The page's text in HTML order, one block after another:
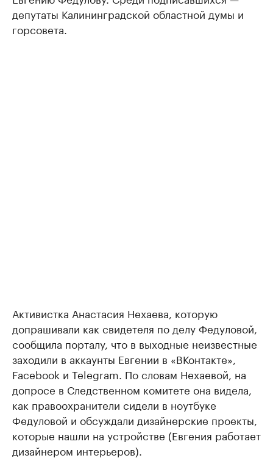
депутаты Калининградской областной думы и
горсовета.
Активистка Анастасия Нехаева, которую
допрашивали как свидетеля по делу Федуловой,
сообщила порталу, что в выходные неизвестные
заходили в аккаунты Евгении в «ВКонтакте»,
Facebook и Telegram. По словам Нехаевой, на
допросе в Следственном комитете она видела,
как правоохранители сидели в ноутбуке
Федуловой и обсуждали дизайнерские проекты,
которые нашли на устройстве (Евгения работает
дизайнером интерьеров).